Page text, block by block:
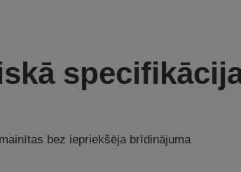
bez iepriekšēja brīdinājuma